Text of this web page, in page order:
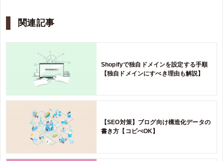
関連記事
Shopifyで独自ドメインを設定する手順
【独自ドメインにすべき理由も解説】
【SEO対策】ブログ向け構造化データの
書き方【コピぺOK】